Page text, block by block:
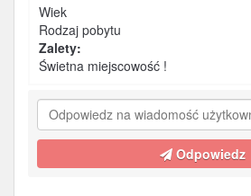
Wiek
Rodzaj pobytu
Zalety:
Świetna miejscowość !
Odpowiedz